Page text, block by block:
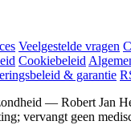
Veelgestelde vragen
Cookiebeleid
& garantie
— Robert Jan
vervangt geen